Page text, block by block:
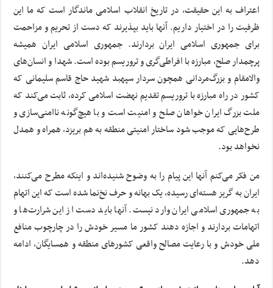
اعتراف به این حقیقت، در تاریخ انقلاب اسلامی ماندگار است که ما این
ظرفیت را در اختیار داریم. آنها باید بپذیرند که دست از تحریم و مزاحمت
برای جمهوری اسلامی ایران بردارند. جمهوری اسلامی ایران همیشه
پرچمدار صلح، مبارزه با افراطی‌گری و تروریسم بوده است. شهدا و انسان‌های
والامقام و بزرگ‌مردانی همچون سردار سپهبد شهید حاج قاسم سلیمانی که
کشور در راه مبارزه با تروریسم تقدیم نهضت اسلامی کرده، ثابت می‌کند که
ملت بزرگ ایران خواهان صلح و امنیت است و با هیچ‌گونه ناامنی‌سازی و
طرح‌هایی که موجب شود ساختار امنیتی منطقه به هم بریزد، همراه و همدل
نخواهد بود.
من فکر می‌کنم آنها این پیام را به وضوح شنیده‌اند و اینکه مطرح می‌کنند،
ایران به گریز هسته‌ای رسیده، یک بهانه و حرف نخ‌نما شده است که این اتهام
به جمهوری اسلامی ایران وارد نیست. آنها باید دست از این شرارت‌ها و
اتهامات بردارند و اجازه دهند کشور ما مسیر خودش را در چارچوب منافع
ملی خودش و با رعایت مصالح واقعی کشورهای منطقه و همسایگان، ادامه
دهد.